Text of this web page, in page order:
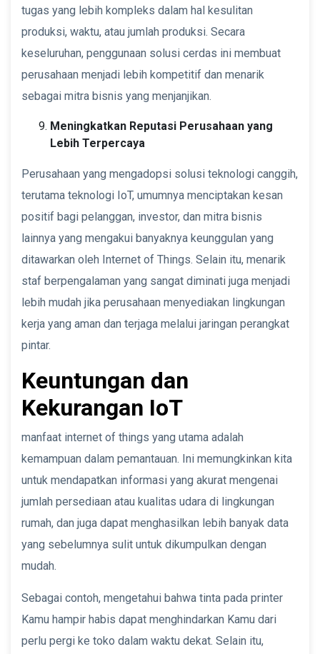
tugas yang lebih kompleks dalam hal kesulitan
produksi, waktu, atau jumlah produksi. Secara
keseluruhan, penggunaan solusi cerdas ini membuat
perusahaan menjadi lebih kompetitif dan menarik
sebagai mitra bisnis yang menjanjikan.
Meningkatkan Reputasi Perusahaan yang
Lebih Terpercaya
Perusahaan yang mengadopsi solusi teknologi canggih,
terutama teknologi IoT, umumnya menciptakan kesan
positif bagi pelanggan, investor, dan mitra bisnis
lainnya yang mengakui banyaknya keunggulan yang
ditawarkan oleh Internet of Things. Selain itu, menarik
staf berpengalaman yang sangat diminati juga menjadi
lebih mudah jika perusahaan menyediakan lingkungan
kerja yang aman dan terjaga melalui jaringan perangkat
pintar.
Keuntungan dan
Kekurangan IoT
manfaat internet of things yang utama adalah
kemampuan dalam pemantauan. Ini memungkinkan kita
untuk mendapatkan informasi yang akurat mengenai
jumlah persediaan atau kualitas udara di lingkungan
rumah, dan juga dapat menghasilkan lebih banyak data
yang sebelumnya sulit untuk dikumpulkan dengan
mudah.
Sebagai contoh, mengetahui bahwa tinta pada printer
Kamu hampir habis dapat menghindarkan Kamu dari
perlu pergi ke toko dalam waktu dekat. Selain itu,